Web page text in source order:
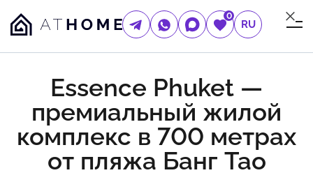
0
RU
Essence Phuket —
премиальный жилой
комплекс в 700 метрах
от пляжа Банг Тао